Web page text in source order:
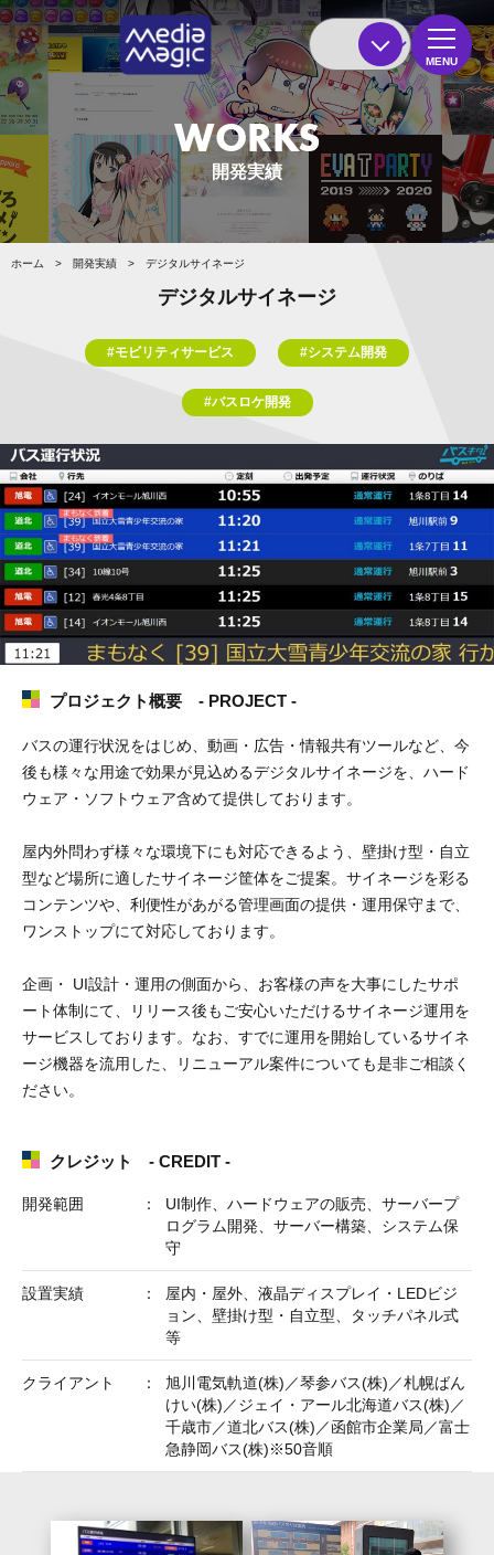
MENU
WORKS
開発実績
ホーム > 開発実績 > デジタルサイネージ
デジタルサイネージ
#モビリティサービス #システム開発
#バスロケ開発
プロジェクト概要 - PROJECT -
バスの運行状況をはじめ、動画・広告・情報共有ツールなど、今
後も様々な用途で効果が見込めるデジタルサイネージを、ハード
ウェア・ソフトウェア含めて提供しております。
屋内外問わず様々な環境下にも対応できるよう、壁掛け型・自立
型など場所に適したサイネージ筐体をご提案。サイネージを彩る
コンテンツや、利便性があがる管理画面の提供・運用保守まで、
ワンストップにて対応しております。
企画・ UI設計・運用の側面から、お客様の声を大事にしたサポ
ート体制にて、リリース後もご安心いただけるサイネージ運用を
サービスしております。なお、すでに運用を開始しているサイネ
ージ機器を流用した、リニューアル案件についても是非ご相談く
ださい。
クレジット - CREDIT -
開発範囲
UI制作、ハードウェアの販売、サーバープ
ログラム開発、サーバー構築、システム保
守
設置実績
屋内・屋外、液晶ディスプレイ・LEDビジ
ョン、壁掛け型・自立型、タッチパネル式
等
クライアント
旭川電気軌道(株)／琴参バス(株)／札幌ばん
けい(株)／ジェイ・アール北海道バス(株)／
千歳市／道北バス(株)／函館市企業局／富士
急静岡バス(株)※50音順